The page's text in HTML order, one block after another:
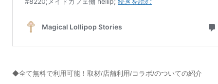
◆全て無料で利用可能！取材/店舗利用/コラボ/のついての紹介